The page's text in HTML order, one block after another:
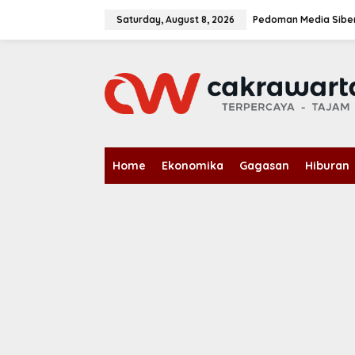
Saturday, August 8, 2026 Pedoman Media
Home Ekonomika Gagasan Hiburan